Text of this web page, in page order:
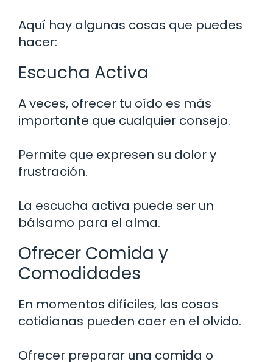
Aquí hay algunas cosas que puedes
hacer:
Escucha Activa
A veces, ofrecer tu oído es más
importante que cualquier consejo.
Permite que expresen su dolor y
frustración.
La escucha activa puede ser un
bálsamo para el alma.
Ofrecer Comida y
Comodidades
En momentos difíciles, las cosas
cotidianas pueden caer en el olvido.
Ofrecer preparar una comida o